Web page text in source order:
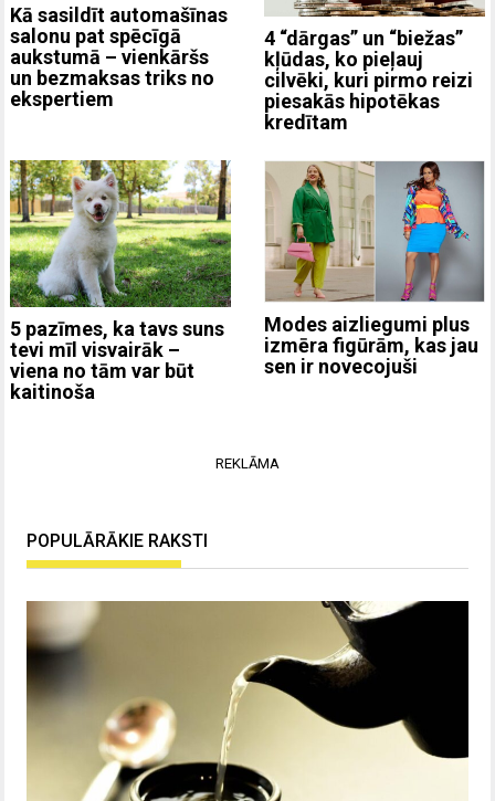
Kā sasildīt automašīnas
salonu pat spēcīgā
aukstumā – vienkāršs
un bezmaksas triks no
ekspertiem
4 “dārgas” un “biežas”
kļūdas, ko pieļauj
cilvēki, kuri pirmo reizi
piesakās hipotēkas
kredītam
5 pazīmes, ka tavs suns
tevi mīl visvairāk –
viena no tām var būt
kaitinoša
Modes aizliegumi plus
izmēra figūrām, kas jau
sen ir novecojuši
REKLĀMA
POPULĀRĀKIE RAKSTI